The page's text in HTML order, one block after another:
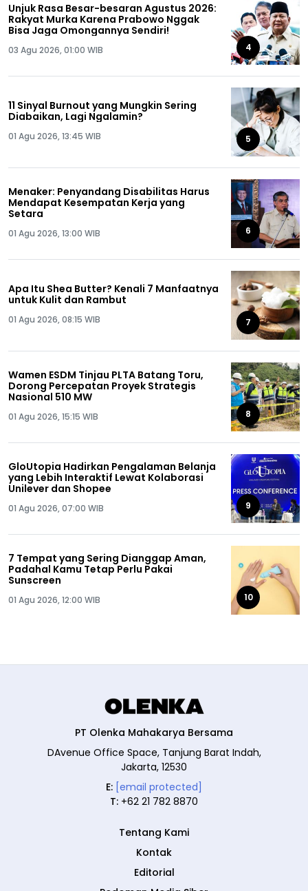
Unjuk Rasa Besar-besaran Agustus 2026:
Rakyat Murka Karena Prabowo Nggak
Bisa Jaga Omongannya Sendiri!
03 Agu 2026, 01:00 WIB 4
11 Sinyal Burnout yang Mungkin Sering
Diabaikan, Lagi Ngalamin?
01 Agu 2026, 13:45 WIB 5
Menaker: Penyandang Disabilitas Harus
Mendapat Kesempatan Kerja yang
Setara
01 Agu 2026, 13:00 WIB 6
Apa Itu Shea Butter? Kenali 7 Manfaatnya
untuk Kulit dan Rambut
01 Agu 2026, 08:15 WIB 7
Wamen ESDM Tinjau PLTA Batang Toru,
Dorong Percepatan Proyek Strategis
Nasional 510 MW
01 Agu 2026, 15:15 WIB 8
GloUtopia Hadirkan Pengalaman Belanja
yang Lebih Interaktif Lewat Kolaborasi
Unilever dan Shopee
01 Agu 2026, 07:00 WIB 9
7 Tempat yang Sering Dianggap Aman,
Padahal Kamu Tetap Perlu Pakai
Sunscreen
01 Agu 2026, 12:00 WIB 10
PT Olenka Mahakarya Bersama
DAvenue Office Space, Tanjung Barat Indah,
Jakarta, 12530
E: [email protected]
T: +62 21 782 8870
Tentang Kami
Kontak
Editorial